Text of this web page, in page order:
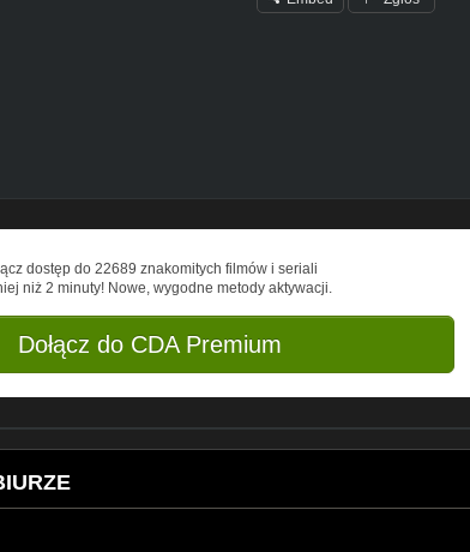
dostęp do 22689 znakomitych filmów i seriali
niż 2 minuty! Nowe, wygodne metody aktywacji.
Dołącz do CDA Premium